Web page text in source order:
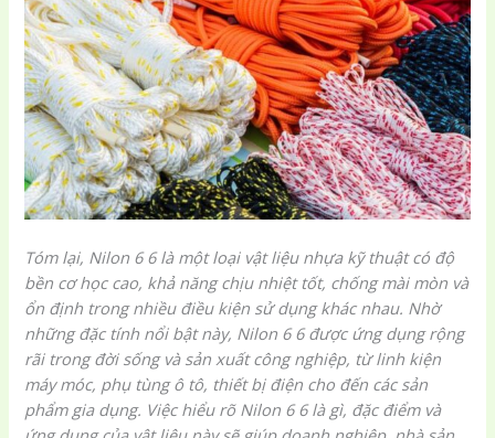
Tóm lại, Nilon 6 6 là một loại vật liệu nhựa kỹ thuật có độ
bền cơ học cao, khả năng chịu nhiệt tốt, chống mài mòn và
ổn định trong nhiều điều kiện sử dụng khác nhau. Nhờ
những đặc tính nổi bật này, Nilon 6 6 được ứng dụng rộng
rãi trong đời sống và sản xuất công nghiệp, từ linh kiện
máy móc, phụ tùng ô tô, thiết bị điện cho đến các sản
phẩm gia dụng. Việc hiểu rõ Nilon 6 6 là gì, đặc điểm và